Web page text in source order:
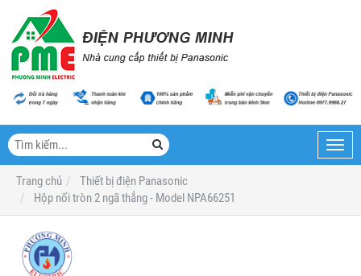
Trang chủ
Thiết bị điện Panasonic
Hộp nối tròn 2 ngã thẳng - Model NPA66251